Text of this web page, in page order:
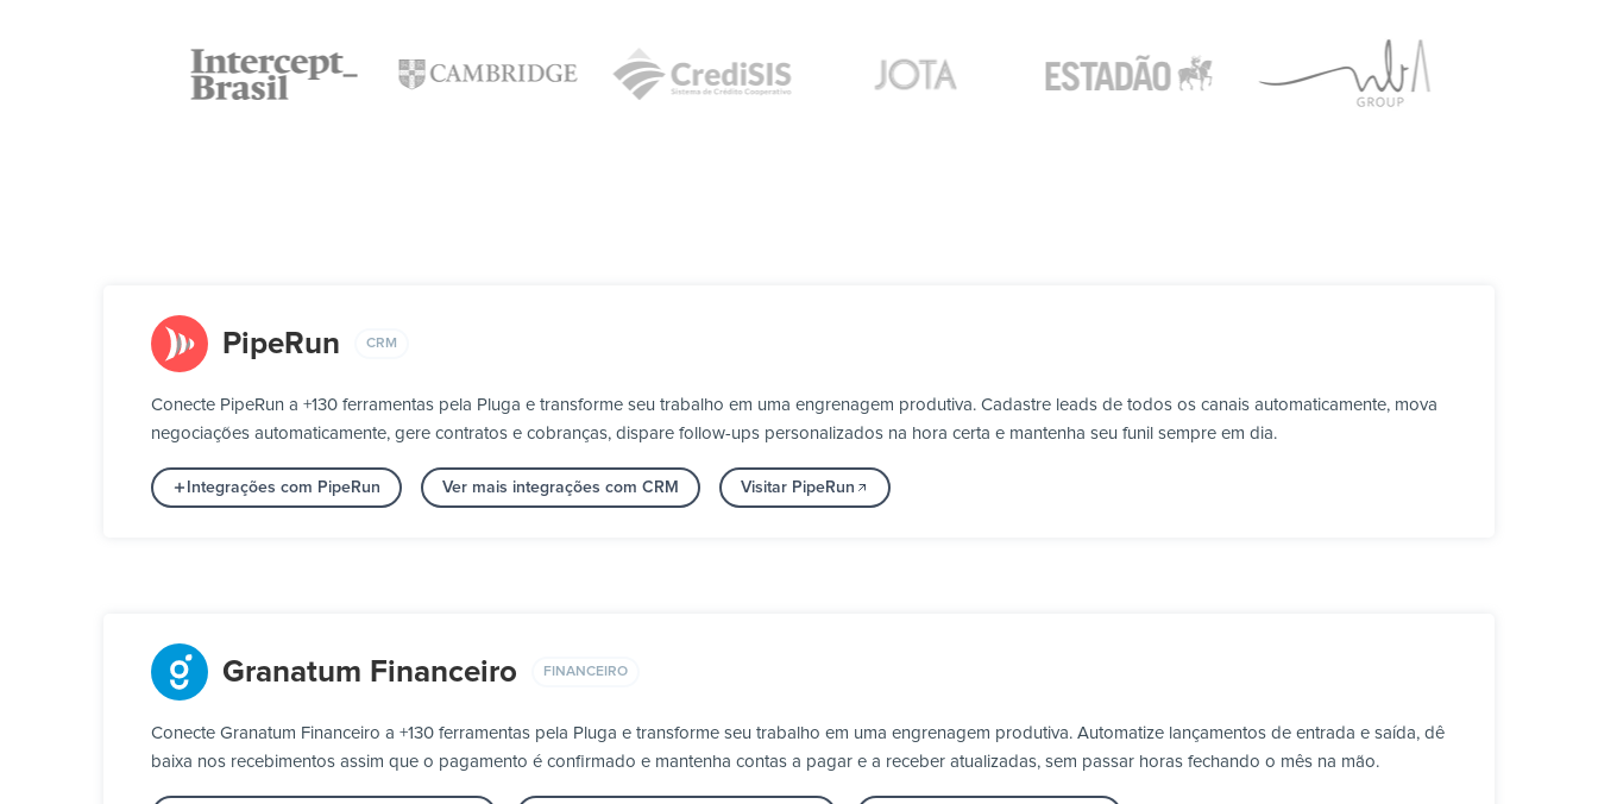
PipeRun CRM
Conecte PipeRun a +130 ferramentas pela Pluga e transforme seu trabalho em uma engrenagem produtiva. Cadastre leads de todos os canais automaticamente, mova
negociações automaticamente, gere contratos e cobranças, dispare follow-ups personalizados na hora certa e mantenha seu funil sempre em dia.
Integrações com PipeRun Ver mais integrações com CRM Visitar PipeRun
Granatum Financeiro FINANCEIRO
Conecte Granatum Financeiro a +130 ferramentas pela Pluga e transforme seu trabalho em uma engrenagem produtiva. Automatize lançamentos de entrada e saída, dê
baixa nos recebimentos assim que o pagamento é confirmado e mantenha contas a pagar e a receber atualizadas, sem passar horas fechando o mês na mão.